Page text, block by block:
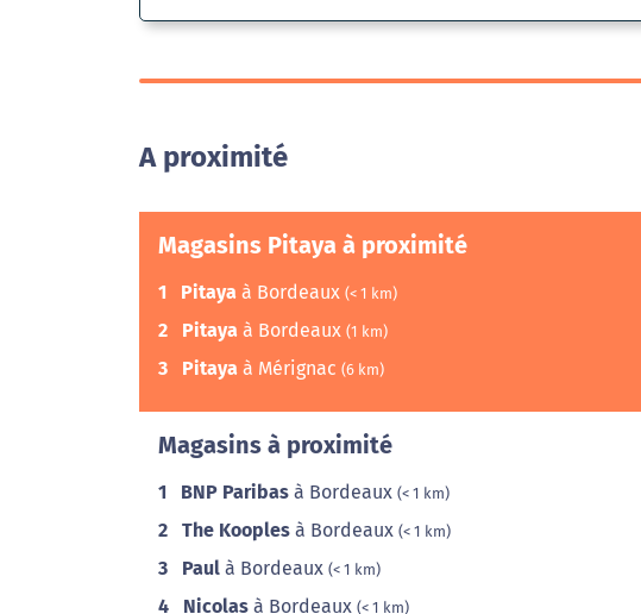
A proximité
Magasins Pitaya à proximité
1 Pitaya à Bordeaux (< 1 km)
2 Pitaya à Bordeaux (1 km)
3 Pitaya à Mérignac (6 km)
Magasins à proximité
1 BNP Paribas à Bordeaux (< 1 km)
2 The Kooples à Bordeaux (< 1 km)
3 Paul à Bordeaux (< 1 km)
4 Nicolas à Bordeaux (< 1 km)